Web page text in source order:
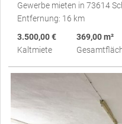
Gewerbe mieten in 73614
Entfernung: 16 km
3.500,00 €
Kaltmiete
369,00 m²